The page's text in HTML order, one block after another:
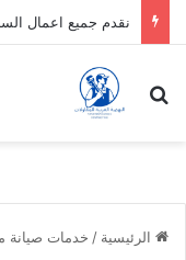
نقدم جميع اعمال
بحث عن
الرئيسية / خدمات صيانة